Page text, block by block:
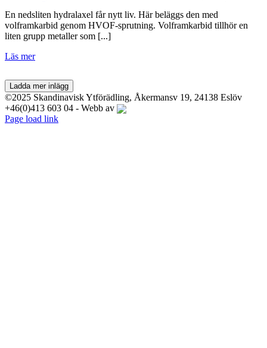
En nedsliten hydralaxel får nytt liv. Här beläggs den med
volframkarbid genom HVOF-sprutning. Volframkarbid tillhör en
liten grupp metaller som [...]
Läs mer
Ladda mer inlägg
©2025 Skandinavisk Ytförädling, Åkermansv 19, 24138 Eslöv
+46(0)413 603 04 - Webb av
LinkedIn
YouTube
Instagram
Facebook
X
Page load link